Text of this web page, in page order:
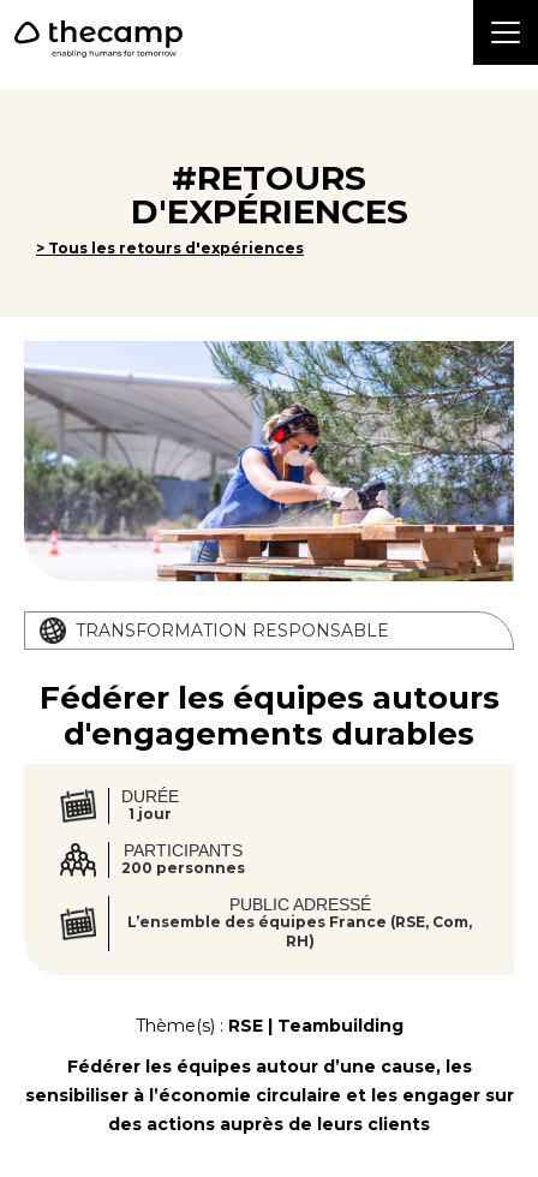
#RETOURS
D'EXPÉRIENCES
> Tous les retours d'expériences
TRANSFORMATION RESPONSABLE
Fédérer les équipes autours
d'engagements durables
DURÉE
1 jour
PARTICIPANTS
200 personnes
PUBLIC ADRESSÉ
L’ensemble des équipes France (RSE, Com,
RH)
Thème(s) : RSE | Teambuilding
Fédérer les équipes autour d’une cause, les
sensibiliser à l’économie circulaire et les engager sur
des actions auprès de leurs clients